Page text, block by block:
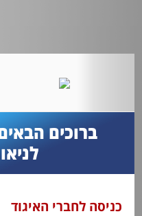
ברוכים
כניסה לחברי האיגוד